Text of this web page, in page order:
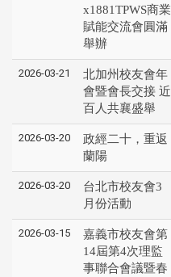
x1881TPWS商業
賦能交流會圓滿
舉辦
2026-03-21
北加州校友會年
會暨會長交接 近
百人共襄盛舉
2026-03-20
政經二十，重返
蘭陽
2026-03-20
台北市校友會3
月份活動
2026-03-15
嘉義市校友會第
14屆第4次理監
事聯合會議暨春